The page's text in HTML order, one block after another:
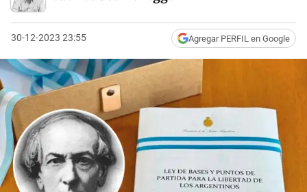
30-12-2023 23:55 Agregar PERFIL en Google